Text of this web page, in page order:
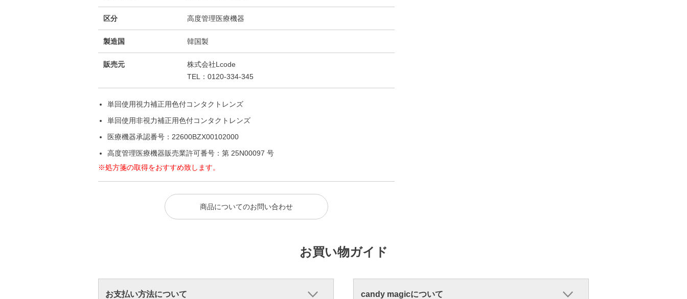
区分 高度管理医療機器
製造国 韓国製
販売元
株式会社Lcode
TEL：0120-334-345
単回使用視力補正用色付コンタクトレンズ
単回使用非視力補正用色付コンタクトレンズ
医療機器承認番号：22600BZX00102000
高度管理医療機器販売業許可番号：第 25N00097 号
※処方箋の取得をおすすめ致します。
商品についてのお問い合わせ
お買い物ガイド
お支払い方法について candy magicについて